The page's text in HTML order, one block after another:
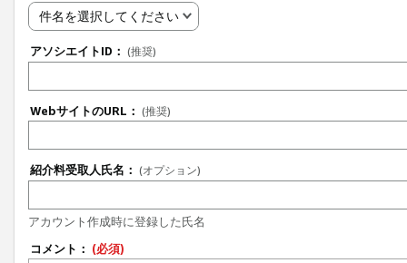
件名を選択してください
アソシエイトID： (推奨)
WebサイトのURL： (推奨)
紹介料受取人氏名： (オプション)
アカウント作成時に登録した氏名
コメント： (必須)